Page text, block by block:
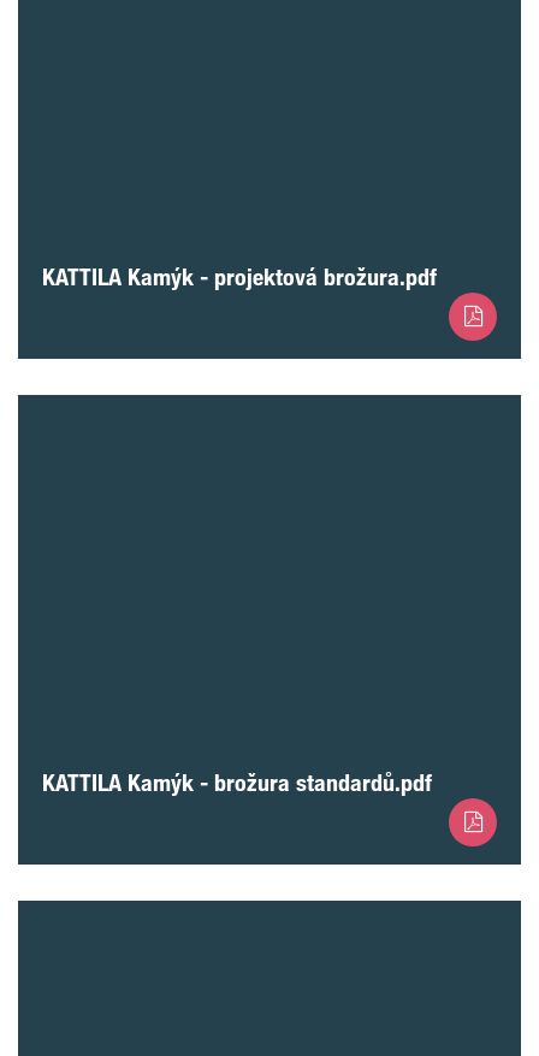
KATTILA Kamýk - projektová brožura.pdf
KATTILA Kamýk - brožura standardů.pdf